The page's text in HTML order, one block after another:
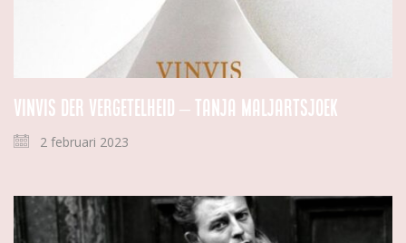
Vinvis der vergetelheid – Tanja Maljartsjoek
2 februari 2023